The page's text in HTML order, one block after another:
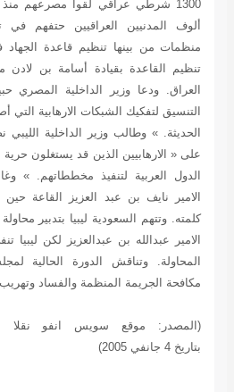
1300 شرطي عراقي لقوا مصرعهم
ألوف المدنيين العراقيين حتفهم في
منظمات من بينها تنظيم قاعدة الجهاد
تنظيم القاعدة بقيادة أسامة بن
العراق. ودعا وزير الداخلية المصري
التنسيق لتفكيك الشبكات الارهابية التي
الحديثة. » وطالب وزير الداخلية
على « الارهابيين الذين قد يستغلون
الدول العربية لتنفيذ مخططاتهم. »
الامير نايف بن عبد العزيز القاعة حين
كلمته. وتتهم السعودية ليبيا بتدبير
الامير عبدالله بن عبدالعزيز لكن
المحاولة. وتناقش الدورة الحالية
مكافحة الجريمة المنظمة والفساد وتهريب
(المصدر: موقع سويس انفو نقلا عن
بتاريخ 4 جانفي 2005)